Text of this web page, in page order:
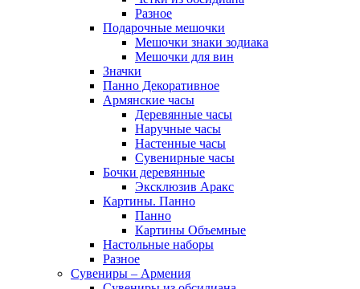
Разное
Подарочные мешочки
Мешочки знаки зодиака
Мешочки для вин
Значки
Панно Декоративное
Армянские часы
Деревянные часы
Наручные часы
Настенные часы
Сувенирные часы
Бочки деревянные
Эксклюзив Аракс
Картины. Панно
Панно
Картины Объемные
Настольные наборы
Разное
Сувениры – Армения